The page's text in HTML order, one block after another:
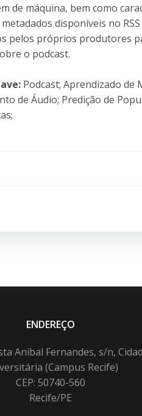
de máquina, bem como
disponíveis no
pelos próprios produtores
o podcast.
Podcast; Aprendizado de
de Áudio; Predição de
ENDEREÇO
Anibal Fernandes, s/n,
(Campus Recife)
CEP: 50740-560
Recife/PE